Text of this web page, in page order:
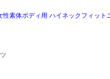
素体ボディ用 ハイネックフィット